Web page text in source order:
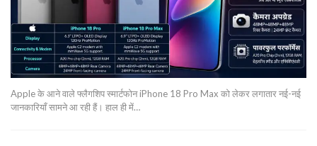
Apple के आने वाले फ्लैगशिप स्मार्टफोन iPhone 18 Pro Max को लेकर लगातार नई-नई
जानकारियाँ सामने आ रही हैं। हाल ही में…